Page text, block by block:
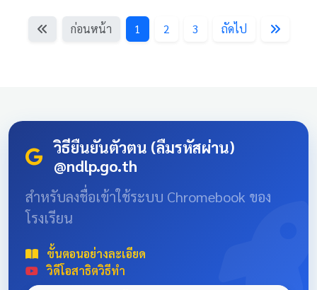
#003366 0%, #004080 100%); border-bottom: 5px solid
top: 10px; } .news-card-single::after { content: "🏆";
position: absolute; font-size: 8rem; bottom: -20px; right:
center; font-family: 'Sarabun', sans-serif; padding: 20px;
max-width: 800px; margin: 0 auto; } 📌 ข่าวประชาสัมพันธ์
แข่งขันและดูรายละเอียดเพิ่มเติม การแข่งขันศิลปหัตถกรรม
นักเรียนครั้งที่ 73 โซนอุบลเหนือ จังหวัดอุบลราชธานี
ก่อนหน้า 1 2 3 ถัดไป
วิธียืนยันตัวตน (ลืมรหัสผ่าน)
@ndlp.go.th
สำหรับลงชื่อเข้าใช้ระบบ Chromebook ของ
โรงเรียน
ขั้นตอนอย่างละเอียด
วิดีโอสาธิตวิธีทำ